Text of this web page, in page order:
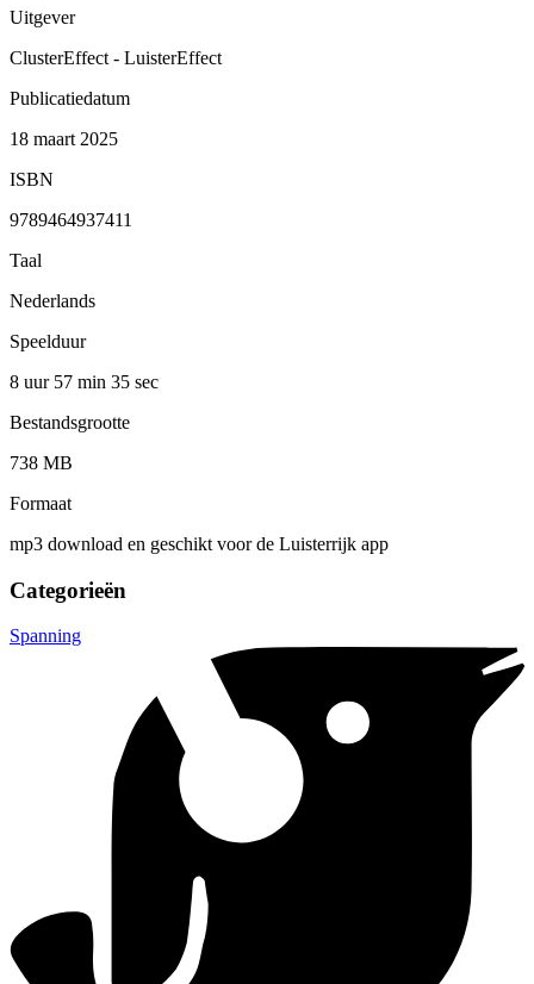
Uitgever
ClusterEffect - LuisterEffect
Publicatiedatum
18 maart 2025
ISBN
9789464937411
Taal
Nederlands
Speelduur
8 uur 57 min 35 sec
Bestandsgrootte
738 MB
Formaat
mp3 download en geschikt voor de Luisterrijk app
Categorieën
Spanning